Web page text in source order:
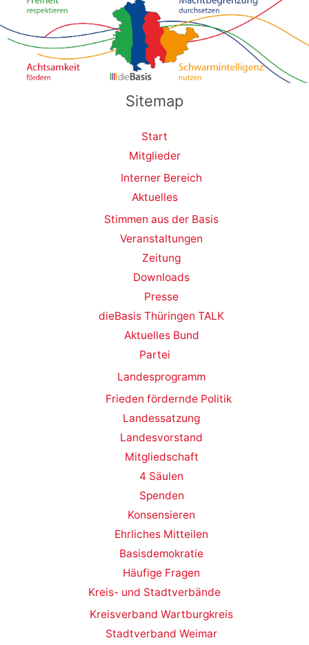
Sitemap
Start
Mitglieder
Interner Bereich
Aktuelles
Stimmen aus der Basis
Veranstaltungen
Zeitung
Downloads
Presse
dieBasis Thüringen TALK
Aktuelles Bund
Partei
Landesprogramm
Frieden fördernde Politik
Landessatzung
Landesvorstand
Mitgliedschaft
4 Säulen
Spenden
Konsensieren
Ehrliches Mitteilen
Basisdemokratie
Häufige Fragen
Kreis- und Stadtverbände
Kreisverband Wartburgkreis
Stadtverband Weimar